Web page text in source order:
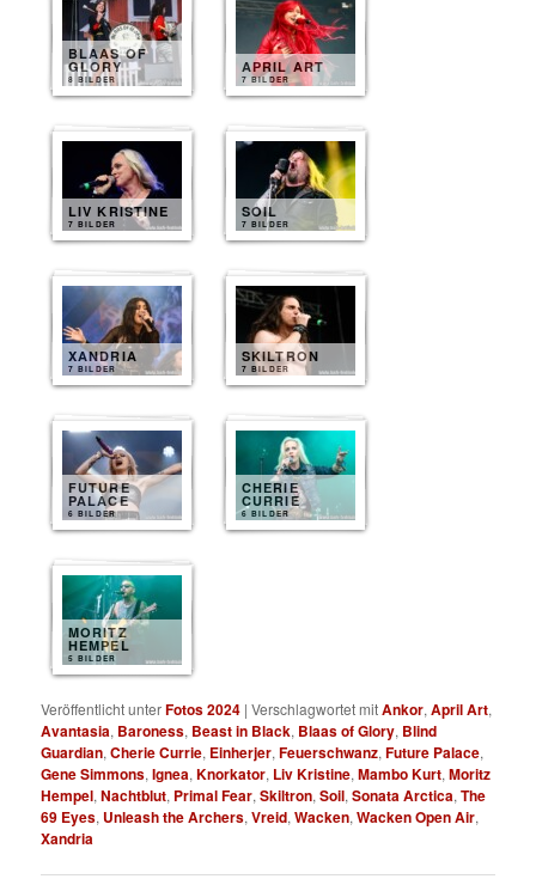
BLAAS OF
GLORY
8 BILDER
APRIL ART
7 BILDER
LIV KRISTINE
7 BILDER
SOIL
7 BILDER
XANDRIA
7 BILDER
SKILTRON
7 BILDER
FUTURE
PALACE
6 BILDER
CHERIE
CURRIE
6 BILDER
MORITZ
HEMPEL
5 BILDER
Veröffentlicht unterFotos 2024 |Verschlagwortet mitAnkor,April Art,
Avantasia, Baroness, Beast in Black, Blaas of Glory, Blind
Guardian,Cherie Currie, Einherjer,Feuerschwanz,Future Palace,
Gene Simmons,Ignea,Knorkator, Liv Kristine,Mambo Kurt,Moritz
Hempel,Nachtblut, Primal Fear,Skiltron,Soil,Sonata Arctica,The
69 Eyes, Unleash the Archers,Vreid,Wacken,Wacken Open Air,
Xandria